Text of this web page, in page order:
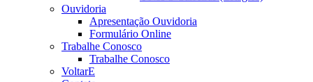
Ouvidoria
Apresentação Ouvidoria
Formulário Online
Trabalhe Conosco
Trabalhe Conosco
VoltarE